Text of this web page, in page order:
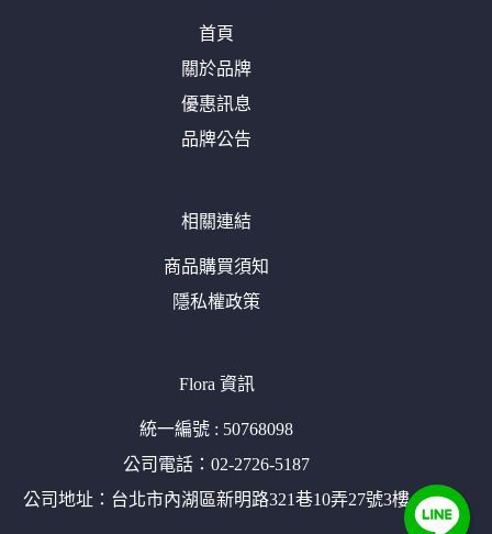
首頁
關於品牌
優惠訊息
品牌公告
相關連結
商品購買須知
隱私權政策
Flora 資訊
統一編號 : 50768098
公司電話：02-2726-5187
公司地址：台北市內湖區新明路321巷10弄27號3樓